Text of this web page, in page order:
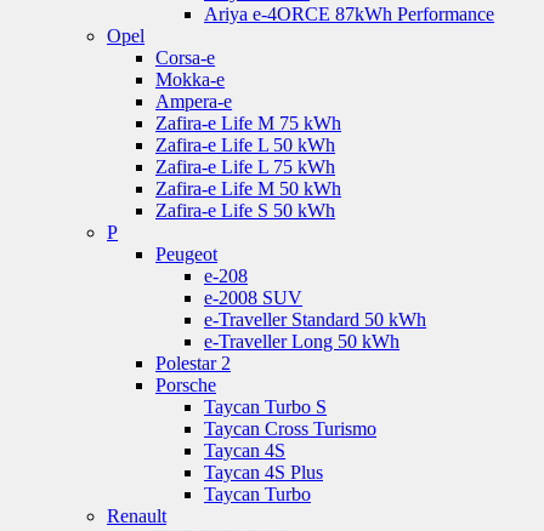
Ariya e-4ORCE 87kWh Performance
Opel
Corsa-e
Mokka-e
Ampera-e
Zafira-e Life M 75 kWh
Zafira-e Life L 50 kWh
Zafira-e Life L 75 kWh
Zafira-e Life M 50 kWh
Zafira-e Life S 50 kWh
P
Peugeot
e-208
e-2008 SUV
e-Traveller Standard 50 kWh
e-Traveller Long 50 kWh
Polestar 2
Porsche
Taycan Turbo S
Taycan Cross Turismo
Taycan 4S
Taycan 4S Plus
Taycan Turbo
Renault